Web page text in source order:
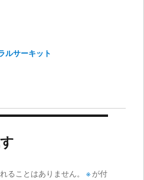
ルサーキット
ることはありません。 ※が付